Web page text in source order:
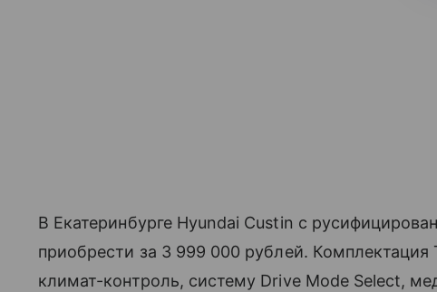
В Екатеринбурге Hyundai Custin с
приобрести за 3 999 000 рублей.
климат-контроль, систему Drive Mode Select,